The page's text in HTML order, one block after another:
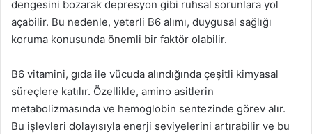
dengesini bozarak depresyon gibi ruhsal sorunlara yol
açabilir. Bu nedenle, yeterli B6 alımı, duygusal sağlığı
koruma konusunda önemli bir faktör olabilir.
B6 vitamini, gıda ile vücuda alındığında çeşitli kimyasal
süreçlere katılır. Özellikle, amino asitlerin
metabolizmasında ve hemoglobin sentezinde görev alır.
Bu işlevleri dolayısıyla enerji seviyelerini artırabilir ve bu